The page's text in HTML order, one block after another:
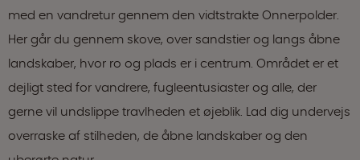
med en vandretur gennem den vidtstrakte Onnerpolder.
Her går du gennem skove, over sandstier og langs åbne
landskaber, hvor ro og plads er i centrum. Området er et
dejligt sted for vandrere, fugleentusiaster og alle, der
gerne vil undslippe travlheden et øjeblik. Lad dig undervejs
overraske af stilheden, de åbne landskaber og den